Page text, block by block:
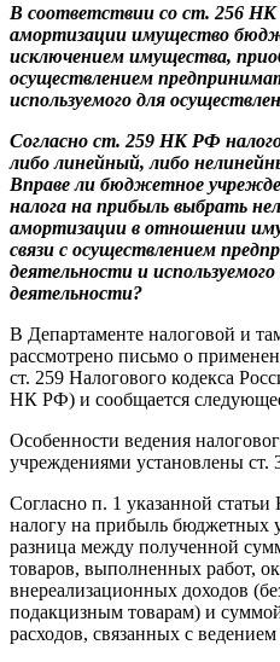
В соответствии со ст. 256
амортизации имущество
исключением имущества,
осуществлением
используемого для
Согласно ст. 259 НК РФ
либо линейный, либо
Вправе ли бюджетное
налога на прибыль выбрать
амортизации в отношении
связи с осуществлением
деятельности и
деятельности?
В Департаменте налоговой и
рассмотрено письмо о
ст. 259 Налогового кодекса
НК РФ) и сообщается
Особенности ведения
учреждениями установлены
Согласно п. 1 указанной
налогу на прибыль бюджетных
разница между полученной
товаров, выполненных работ,
внереализационных доходов
подакцизным товарам) и
расходов, связанных с